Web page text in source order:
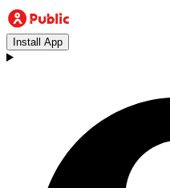
Install App